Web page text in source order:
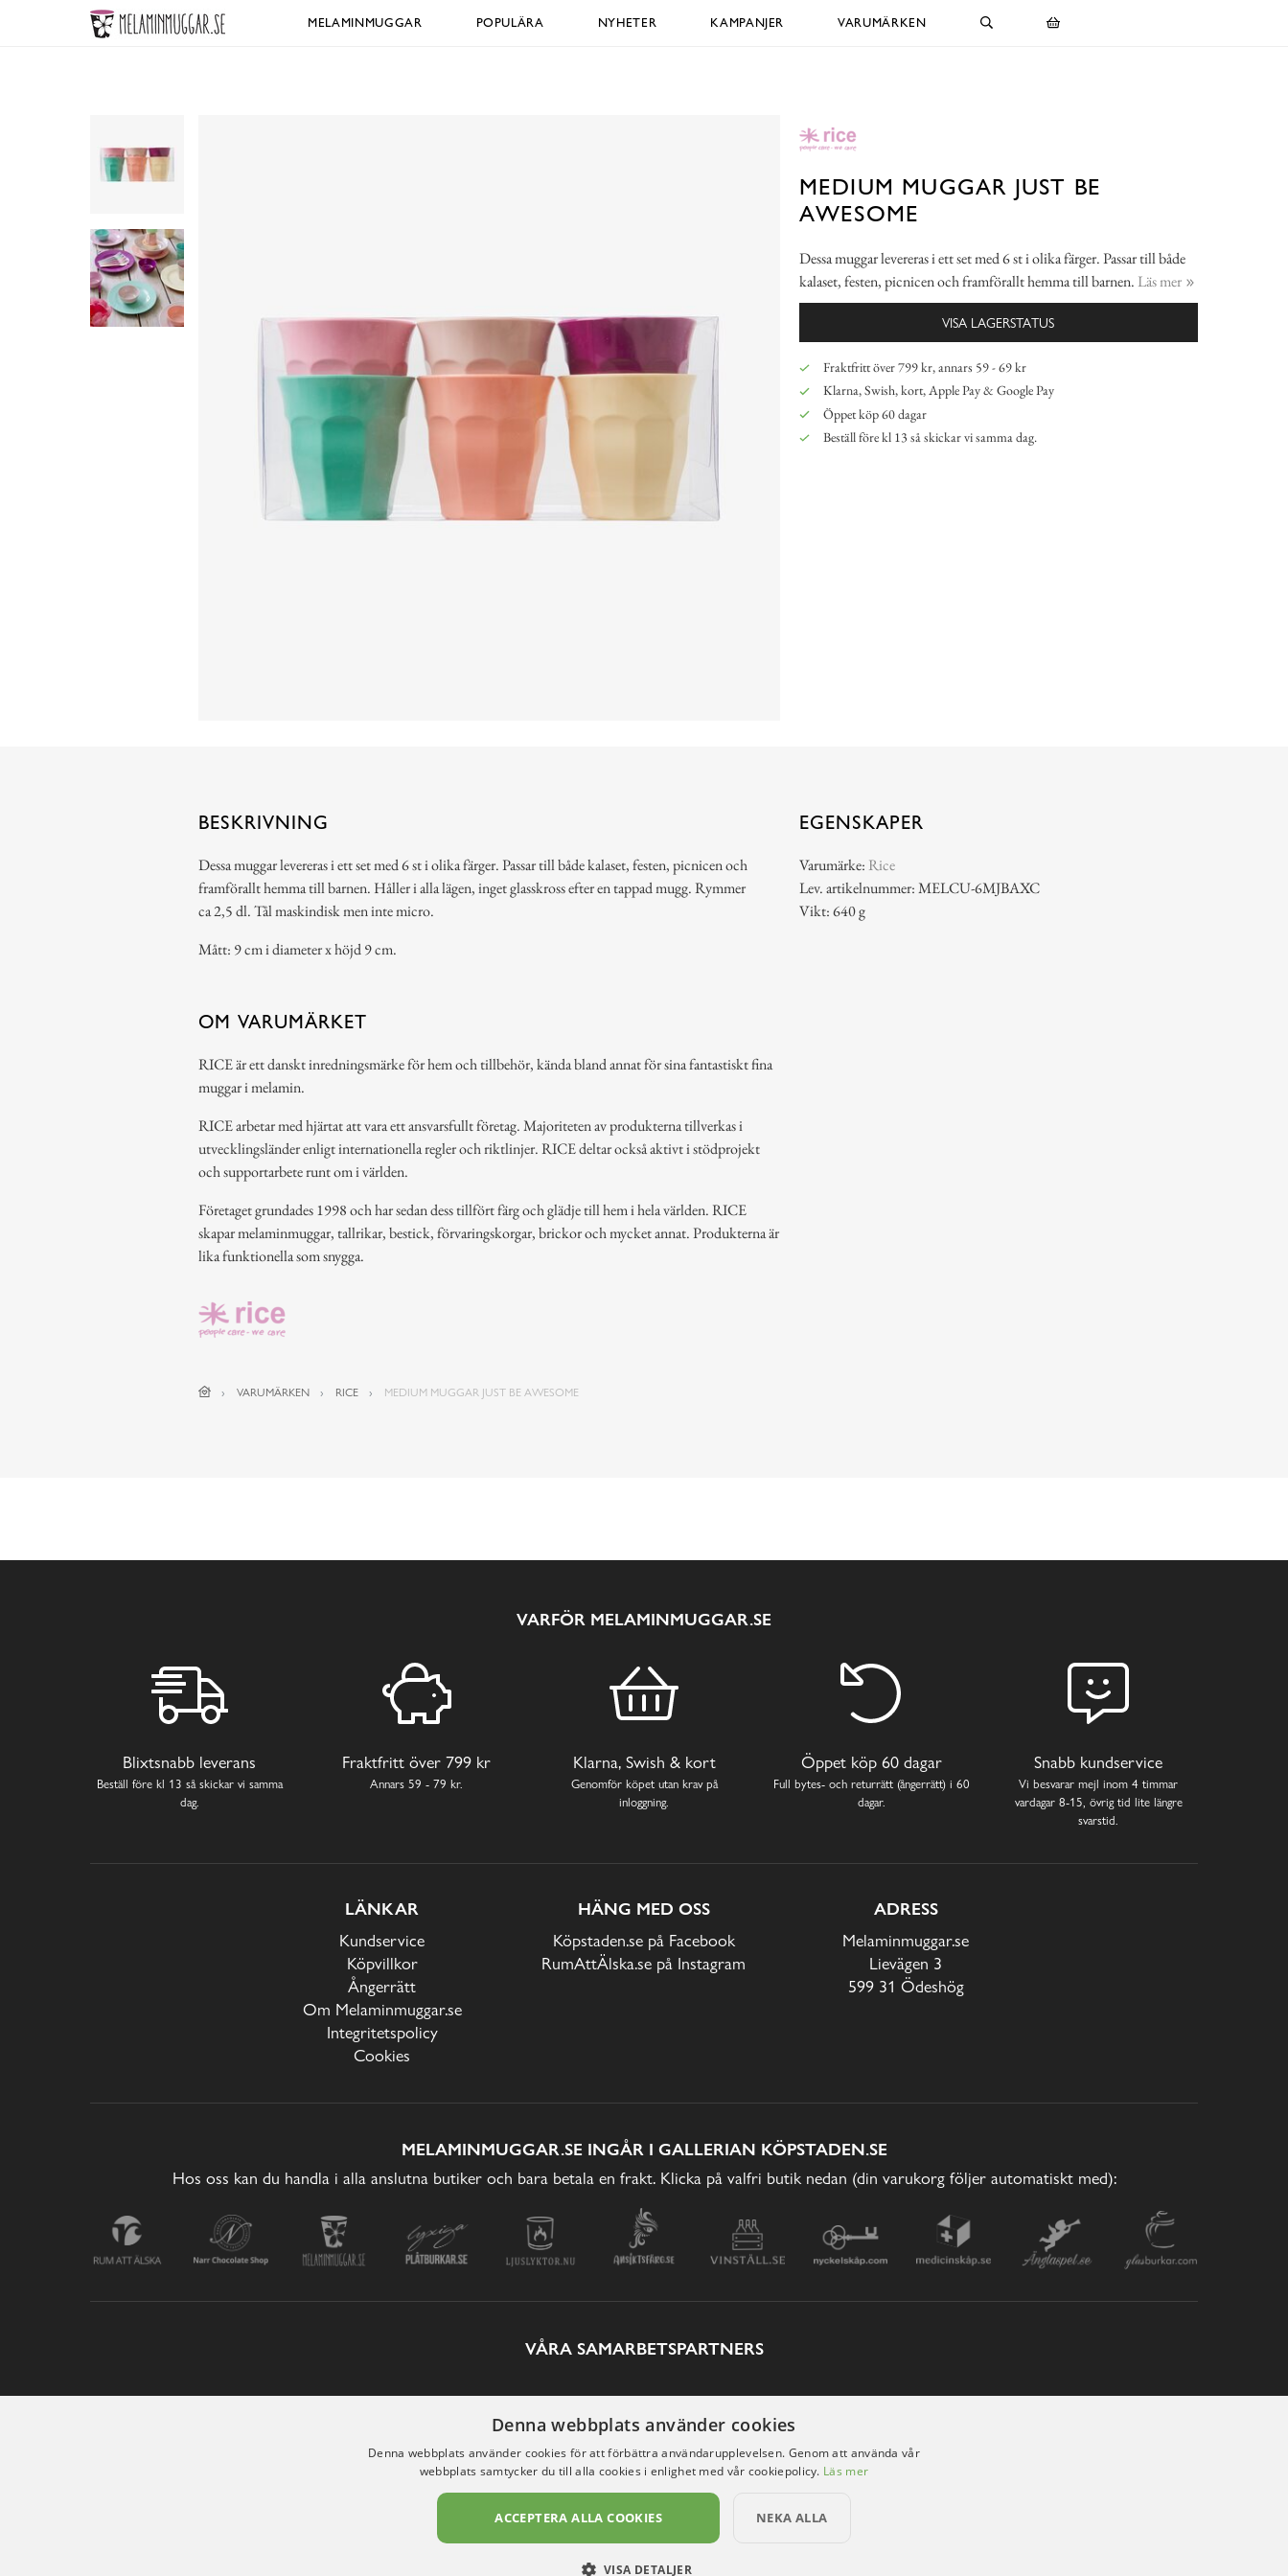
MELAMINMUGGAR POPULÄRA NYHETER KAMPANJER VARUMÄRKEN
MEDIUM MUGGAR JUST BE
AWESOME
Dessa muggar levereras i ett set med 6 st i olika färger. Passar till både
kalaset, festen, picnicen och framförallt hemma till barnen. Läs mer
VISA LAGERSTATUS
Fraktfritt över 799 kr, annars 59 - 69 kr
Klarna, Swish, kort, Apple Pay & Google Pay
Öppet köp 60 dagar
Beställ före kl 13 så skickar vi samma dag.
BESKRIVNING
Dessa muggar levereras i ett set med 6 st i olika färger. Passar till både kalaset, festen, picnicen och
framförallt hemma till barnen. Håller i alla lägen, inget glasskross efter en tappad mugg. Rymmer
ca 2,5 dl. Tål maskindisk men inte micro.
Mått: 9 cm i diameter x höjd 9 cm.
EGENSKAPER
Varumärke: Rice
Lev. artikelnummer: MELCU-6MJBAXC
Vikt: 640 g
OM VARUMÄRKET
RICE är ett danskt inredningsmärke för hem och tillbehör, kända bland annat för sina fantastiskt fina
muggar i melamin.
RICE arbetar med hjärtat att vara ett ansvarsfullt företag. Majoriteten av produkterna tillverkas i
utvecklingsländer enligt internationella regler och riktlinjer. RICE deltar också aktivt i stödprojekt
och supportarbete runt om i världen.
Företaget grundades 1998 och har sedan dess tillfört färg och glädje till hem i hela världen. RICE
skapar melaminmuggar, tallrikar, bestick, förvaringskorgar, brickor och mycket annat. Produkterna är
lika funktionella som snygga.
VARUMÄRKEN RICE MEDIUM MUGGAR JUST BE AWESOME
VARFÖR MELAMINMUGGAR.SE
Blixtsnabb leverans
Beställ före kl 13 så skickar vi samma
dag.
Fraktfritt över 799 kr
Annars 59 - 79 kr.
Klarna, Swish & kort
Genomför köpet utan krav på
inloggning.
Öppet köp 60 dagar
Full bytes- och returrätt (ångerrätt) i 60
dagar.
Snabb kundservice
Vi besvarar mejl inom 4 timmar
vardagar 8-15, övrig tid lite längre
svarstid.
LÄNKAR
Kundservice
Köpvillkor
Ångerrätt
Om Melaminmuggar.se
Integritetspolicy
Cookies
HÄNG MED OSS
Köpstaden.se på Facebook
RumAttÄlska.se på Instagram
ADRESS
Melaminmuggar.se
Lievägen 3
599 31 Ödeshög
MELAMINMUGGAR.SE INGÅR I GALLERIAN KÖPSTADEN.SE
Hos oss kan du handla i alla anslutna butiker och bara betala en frakt. Klicka på valfri butik nedan (din varukorg följer automatiskt med):
VÅRA SAMARBETSPARTNERS
Denna webbplats använder cookies
Denna webbplats använder cookies för att förbättra användarupplevelsen. Genom att använda vår
webbplats samtycker du till alla cookies i enlighet med vår cookiepolicy. Läs mer
ACCEPTERA ALLA COOKIES NEKA ALLA
VISA DETALJER